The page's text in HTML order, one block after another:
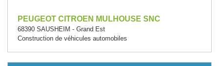
PEUGEOT CITROEN MULHOUSE SNC
68390 SAUSHEIM - Grand Est
Construction de véhicules automobiles